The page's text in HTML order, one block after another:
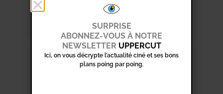
SURPRISE
ABONNEZ-VOUS À NOTRE
NEWSLETTER UPPERCUT
Ici, on vous décrypte l’actualité ciné et ses bons
plans poing par poing.